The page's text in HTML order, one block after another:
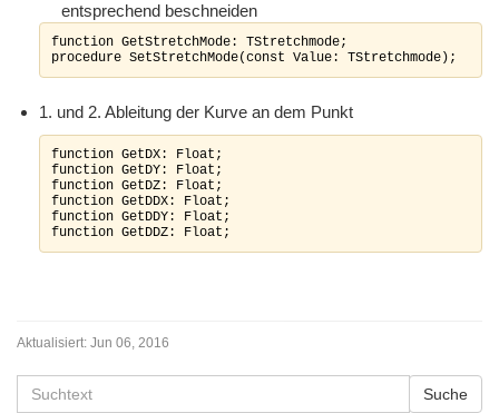
entsprechend beschneiden
function GetStretchMode: TStretchmode;
procedure SetStretchMode(const Value: TStretchmode);
1. und 2. Ableitung der Kurve an dem Punkt
function GetDX: Float;
function GetDY: Float;
function GetDZ: Float;
function GetDDX: Float;
function GetDDY: Float;
function GetDDZ: Float;
Aktualisiert: Jun 06, 2016